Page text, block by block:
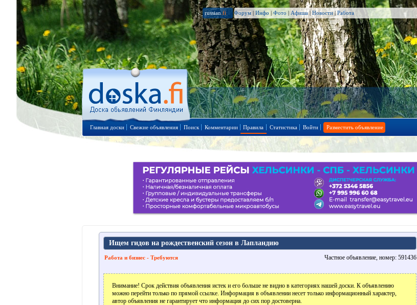
russian.fi Форум | Инфо | Фото | Афиша|Новости|Работа
Главная доски Свежие объявления Поиск Комментарии Правила Статистика Войти Разместить объявление
Ищем гидов на рождественский сезон в Лапландию
Работа и бизнес - Требуются Частное объявление, номер: 591436
Внимание! Срок действия объявления истек и его больше не видно в категориях нашей доски. К объявлению
можно перейти только по прямой ссылке. Информация в объявлении несет только информационный характер,
автор объявления не гарантирует что информация до сих пор достоверна.